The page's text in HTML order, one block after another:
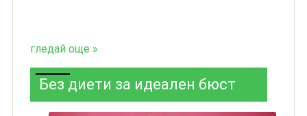
гледай още »
Без диети за идеален бюст